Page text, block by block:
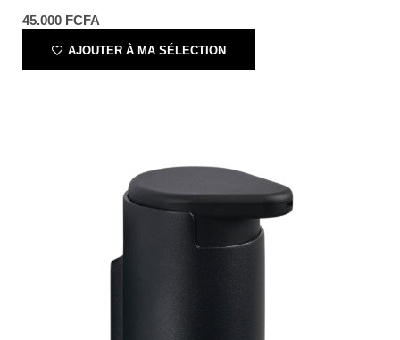
45.000 FCFA
AJOUTER À MA SÉLECTION